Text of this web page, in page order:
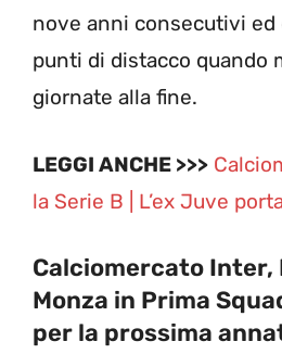
nove anni consecutivi ed
punti di distacco quando
giornate alla fine.
LEGGI ANCHE >>>
la Serie B | L’ex Juve
Calciomercato Inter,
Monza in Prima
per la prossima